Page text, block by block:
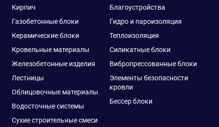
Кирпич
Газобетонные блоки
Керамические блоки
Кровельные материалы
Железобетонные изделия
Лестницы
Облицовочные материалы
Водосточные системы
Сухие строительные смеси
Благоустройства
Гидро и пароизоляция
Теплоизоляция
Силикатные блоки
Вибропрессованные блоки
Элементы безопасности
кровли
Бессер блоки